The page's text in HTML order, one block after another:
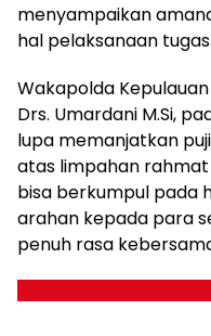
menyampaikan
hal pelaksanaan
Wakapolda
Drs. Umardani M.Si,
lupa memanjatkan
atas limpahan
bisa berkumpul pada
arahan kepada para
penuh rasa